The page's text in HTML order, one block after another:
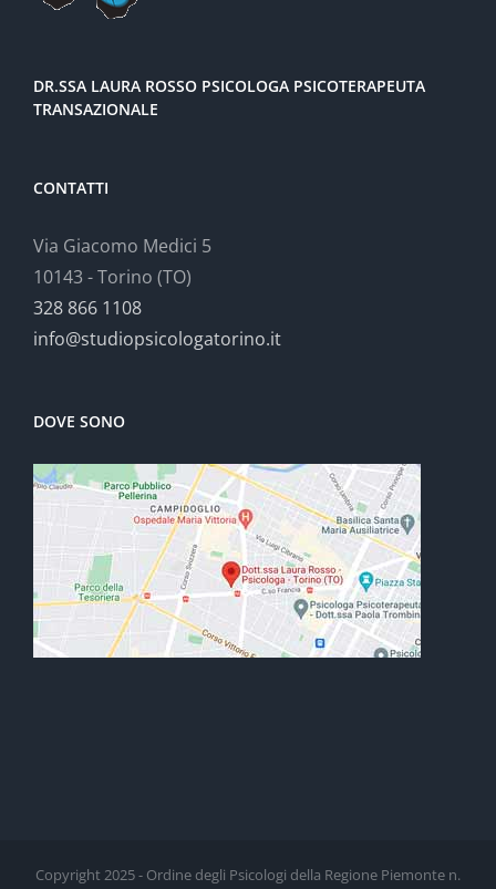
DR.SSA LAURA ROSSO PSICOLOGA PSICOTERAPEUTA
TRANSAZIONALE
CONTATTI
Via Giacomo Medici 5
10143 - Torino (TO)
328 866 1108
info@studiopsicologatorino.it
DOVE SONO
Copyright 2025 - Ordine degli Psicologi della Regione Piemonte n.